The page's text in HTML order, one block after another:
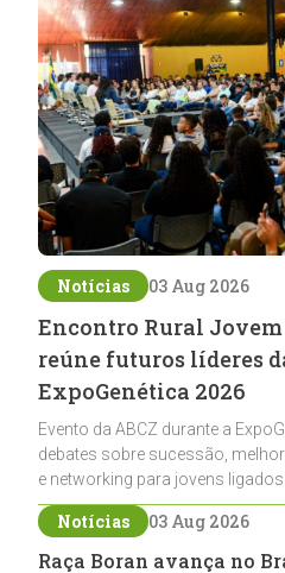
Notícias 03 Aug 2026
Encontro Rural
reúne futuros líderes
ExpoGenética 2026
Evento da ABCZ durante a
debates sobre sucessão,
e networking para jovens
Notícias 03 Aug 2026
Raça Boran avança no